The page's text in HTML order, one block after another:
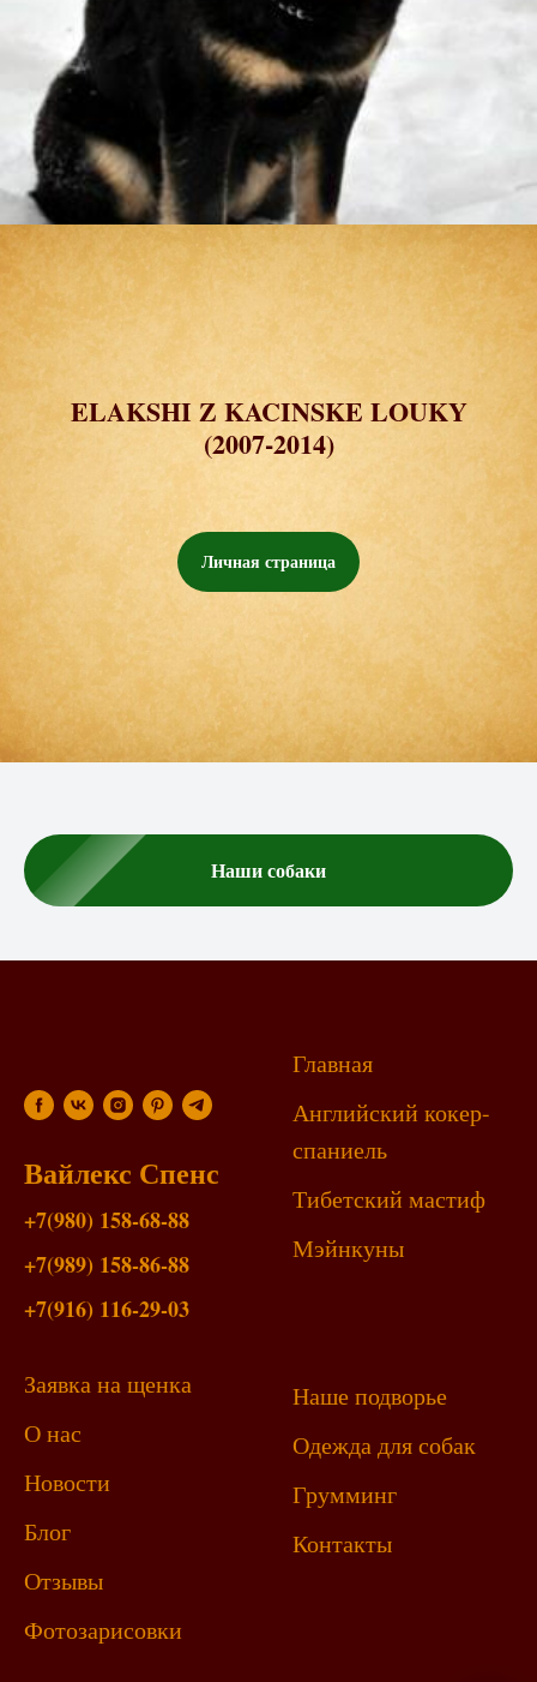
ELAKSHI Z KACINSKE LOUKY
(2007-2014)
Личная страница
Наши собаки
Вайлекс Спенс
+7(980) 158-68-88
+7(989) 158-86-88
+7(916) 116-29-03
Главная
Английский кокер-
спаниель
Тибетский мастиф
Мэйнкуны
Заявка на щенка
О нас
Новости
Блог
Отзывы
Фотозарисовки
Наше подворье
Одежда для собак
Грумминг
Контакты